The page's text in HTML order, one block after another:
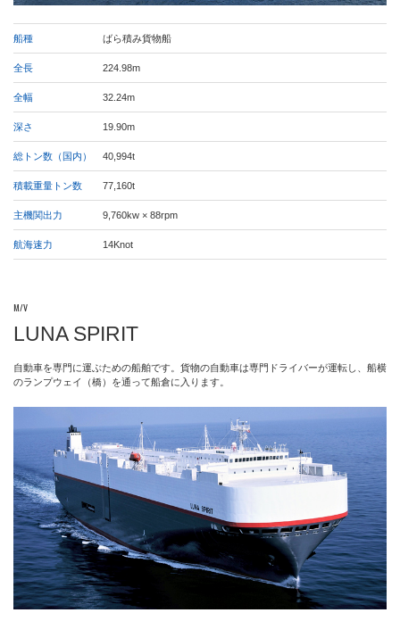
船種 ばら積み貨物船
全長 224.98m
全幅 32.24m
深さ 19.90m
総トン数（国内） 40,994t
積載重量トン数 77,160t
主機関出力 9,760kw × 88rpm
航海速力 14Knot
M/V
LUNA SPIRIT
自動車を専門に運ぶための船舶です。貨物の自動車は専門ドライバーが運転し、船横
のランプウェイ（橋）を通って船倉に入ります。